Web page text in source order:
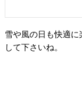
雪や風の日も快適
して下さいね。